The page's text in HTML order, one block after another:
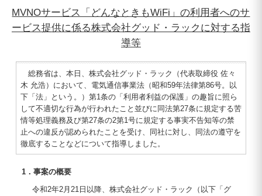
MVNOサービス「どんなときもWiFi」の利用者へのサ
ービス提供に係る株式会社グッド・ラックに対する指
導等
総務省は、本日、株式会社グッド・ラック（代表取締役 佐々
木 允浩）において、電気通信事業法（昭和59年法律第86号。以
下「法」という。）第1条の「利用者利益の保護」の趣旨に照ら
して不適切な行為が行われたこと並びに同法第27条に規定する苦
情等処理義務及び第27条の2第1号に規定する事実不告知等の禁
止への違反が認められたことを受け、同社に対し、同法の遵守を
徹底することなどについて指導しました。
1．事案の概要
令和2年2月21日以降、株式会社グッド・ラック（以下「グ